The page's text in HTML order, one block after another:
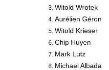
Witold Wrotek
Aurélien Géron
Witold Krieser
Chip Huyen
Mark Lutz
Michael Albada